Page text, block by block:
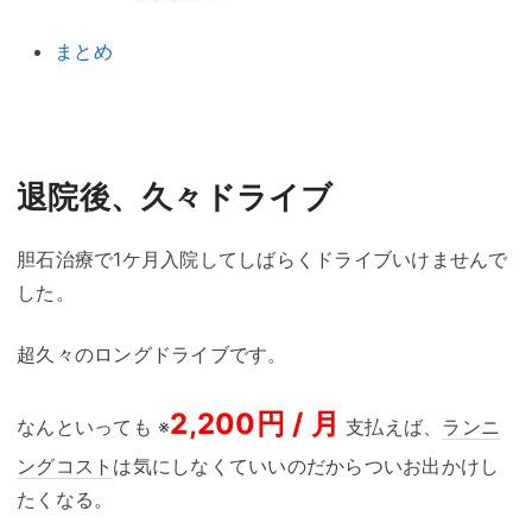
まとめ
退院後、久々ドライブ
胆石治療で1ケ月入院してしばらくドライブいけませんで
した。
超久々のロングドライブです。
なんといっても ※2,200円 / 月 支払えば、 ランニ
ングコスト は気にしなくていいのだからついお出かけし
たくなる。